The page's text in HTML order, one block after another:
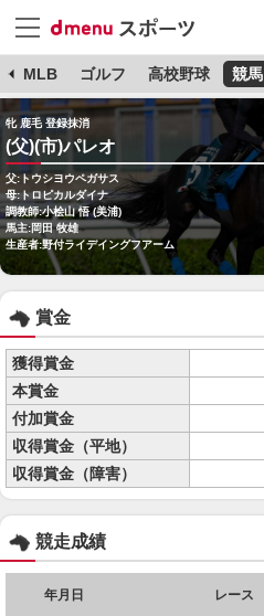
MLB ゴルフ 高校野球 競馬
牝 鹿毛 登録抹消
(父)(市)パレオ
父:トウシヨウペガサス
母:トロピカルダイナ
調教師:小桧山 悟 (美浦)
馬主:岡田 牧雄
生産者:野付ライデイングフアーム
賞金
獲得賞金
本賞金
付加賞金
収得賞金（平地）
収得賞金（障害）
競走成績
年月日 レース